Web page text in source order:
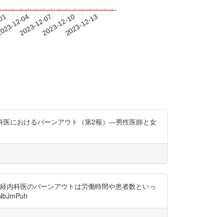
12-04
2023-12-072023-12-102023-12-13
におけるバーンアウト（第2報）―男性医師と女
内科医のバーンアウトは労働時間や患者数といっ